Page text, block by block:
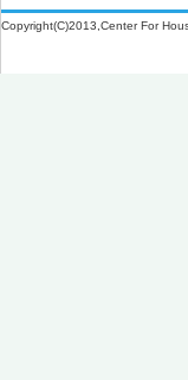
W-1-509 下ぶき材、雨
再施工
W-3-103 床断熱材のた
下地)
1）
Copyright(C)2013,Center For